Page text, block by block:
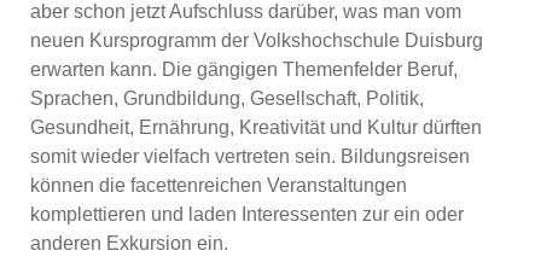
aber schon jetzt Aufschluss darüber, was man vom
neuen Kursprogramm der Volkshochschule Duisburg
erwarten kann. Die gängigen Themenfelder Beruf,
Sprachen, Grundbildung, Gesellschaft, Politik,
Gesundheit, Ernährung, Kreativität und Kultur dürften
somit wieder vielfach vertreten sein. Bildungsreisen
können die facettenreichen Veranstaltungen
komplettieren und laden Interessenten zur ein oder
anderen Exkursion ein.